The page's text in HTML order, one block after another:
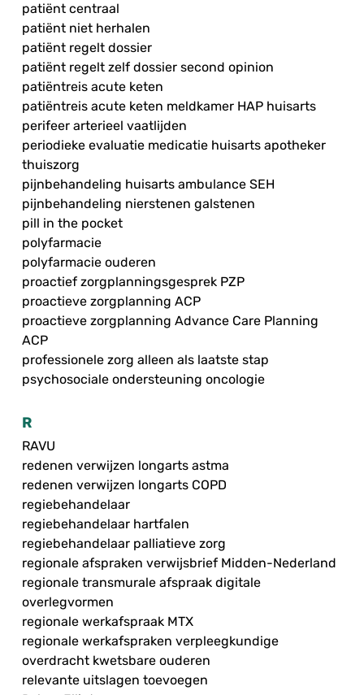
patiënt centraal
patiënt niet herhalen
patiënt regelt dossier
patiënt regelt zelf dossier second opinion
patiëntreis acute keten
patiëntreis acute keten meldkamer HAP huisarts
perifeer arterieel vaatlijden
periodieke evaluatie medicatie huisarts apotheker
thuiszorg
pijnbehandeling huisarts ambulance SEH
pijnbehandeling nierstenen galstenen
pill in the pocket
polyfarmacie
polyfarmacie ouderen
proactief zorgplanningsgesprek PZP
proactieve zorgplanning ACP
proactieve zorgplanning Advance Care Planning
ACP
professionele zorg alleen als laatste stap
psychosociale ondersteuning oncologie
R
RAVU
redenen verwijzen longarts astma
redenen verwijzen longarts COPD
regiebehandelaar
regiebehandelaar hartfalen
regiebehandelaar palliatieve zorg
regionale afspraken verwijsbrief Midden-Nederland
regionale transmurale afspraak digitale
overlegvormen
regionale werkafspraak MTX
regionale werkafspraken verpleegkundige
overdracht kwetsbare ouderen
relevante uitslagen toevoegen